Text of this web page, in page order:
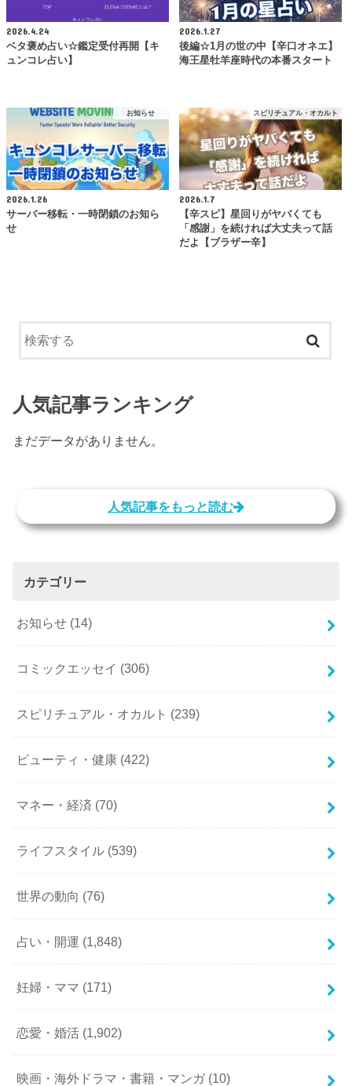
2026.4.24
ベタ褒め占い☆鑑定受付再開【キ
ュンコレ占い】
2026.1.27
後編☆1月の世の中【辛口オネエ】
海王星牡羊座時代の本番スタート
お知らせ
2026.1.26
サーバー移転・一時閉鎖のお知ら
せ
スピリチュアル・オカルト
2026.1.7
【辛スピ】星回りがヤバくても
「感謝」を続ければ大丈夫って話
だよ【ブラザー辛】
人気記事ランキング
まだデータがありません。
人気記事をもっと読む
カテゴリー
お知らせ (14)
コミックエッセイ (306)
スピリチュアル・オカルト (239)
ビューティ・健康 (422)
マネー・経済 (70)
ライフスタイル (539)
世界の動向 (76)
占い・開運 (1,848)
妊婦・ママ (171)
恋愛・婚活 (1,902)
映画・海外ドラマ・書籍・マンガ (10)